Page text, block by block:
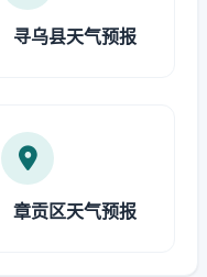
寻乌县天气预报
章贡区天气预报